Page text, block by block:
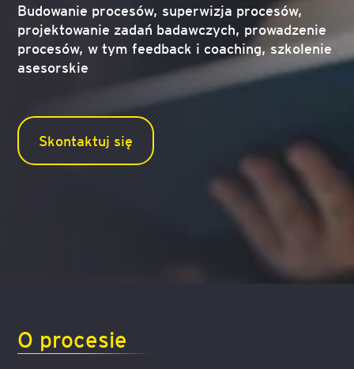
Budowanie procesów, superwizja procesów,
projektowanie zadań badawczych, prowadzenie
procesów, w tym feedback i coaching, szkolenie
asesorskie
Skontaktuj się
O procesie